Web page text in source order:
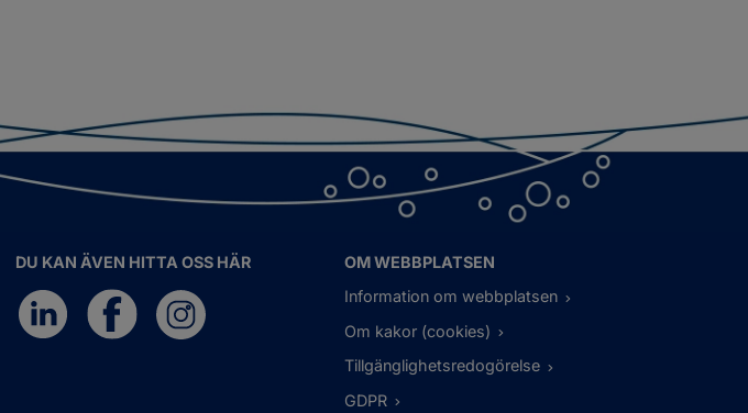
DU KAN ÄVEN HITTA OSS HÄR
OM WEBBPLATSEN
Information om webbplatsen
Om kakor (cookies)
Tillgänglighetsredogörelse
GDPR